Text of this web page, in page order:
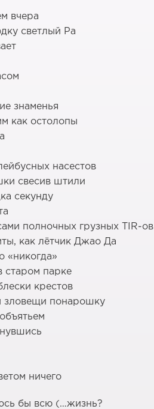
вчера
светлый Ра
знаменья
как остолопы
насестов
свесив штили
секунду
грузных TIR-ов
как лётчик Джао Да
«никогда»
старом парке
крестов
понарошку
ничего
бы всю (…жизнь?